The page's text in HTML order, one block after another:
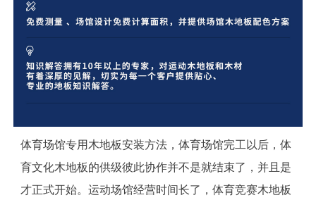
体育场馆专用木地板安装方法，体育场馆完工以后，体
育文化木地板的供级彼此协作并不是就结束了，并且是
才正式开始。运动场馆经营时间长了，体育竞赛木地板